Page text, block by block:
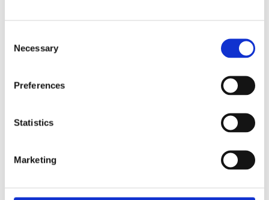
Selection
Necessary
Preferences
Statistics
Marketing
UKŁAD KIEROWNICZY DO
RENAULT
KOLEOS